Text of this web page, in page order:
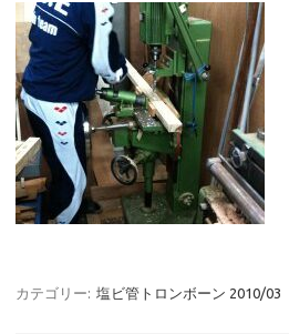
カテゴリー: 塩ビ管トロンボーン 2010/03